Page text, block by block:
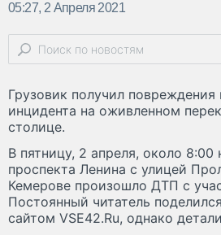
05:27, 2 Апреля 2021
Грузовик получил повреждения
инцидента на оживленном
столице.
В пятницу, 2 апреля, около 8:00
проспекта Ленина с улицей
Кемерове произошло ДТП с
Постоянный читатель
сайтом VSE42.Ru, однако